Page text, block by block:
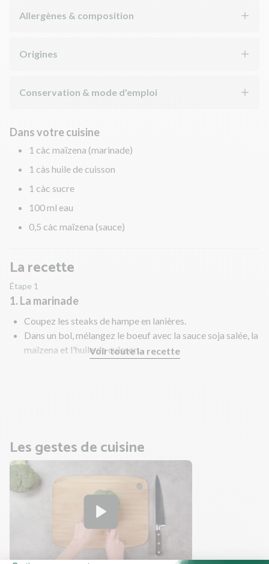
Allergènes & composition
Origines
Conservation & mode d'emploi
Dans votre cuisine
1 càc maïzena (marinade)
1 càs huile de cuisson
1 càc sucre
100 ml eau
0,5 càc maïzena (sauce)
La recette
Étape 1
1. La marinade
Coupez les steaks de hampe en lanières.
Dans un bol, mélangez le boeuf avec la sauce soja salée, la
maïzena et l'huile de cuisson.
Voir toute la recette
Les gestes de cuisine